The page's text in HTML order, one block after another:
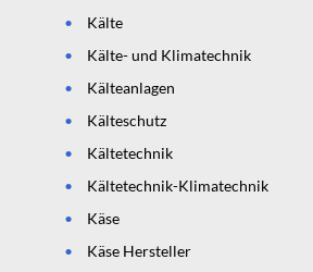
Kälte
Kälte- und Klimatechnik
Kälteanlagen
Kälteschutz
Kältetechnik
Kältetechnik-Klimatechnik
Käse
Käse Hersteller